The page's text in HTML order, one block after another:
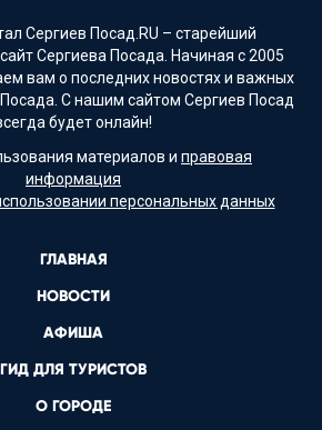
Сергиев Посад.RU – старейший
Сергиева Посада. Начиная с 2005
вам о последних новостях и важных
С нашим сайтом Сергиев Посад
будет онлайн!
материалов и правовая
информация
персональных данных
ГЛАВНАЯ
НОВОСТИ
АФИША
ГИД ДЛЯ ТУРИСТОВ
О ГОРОДЕ